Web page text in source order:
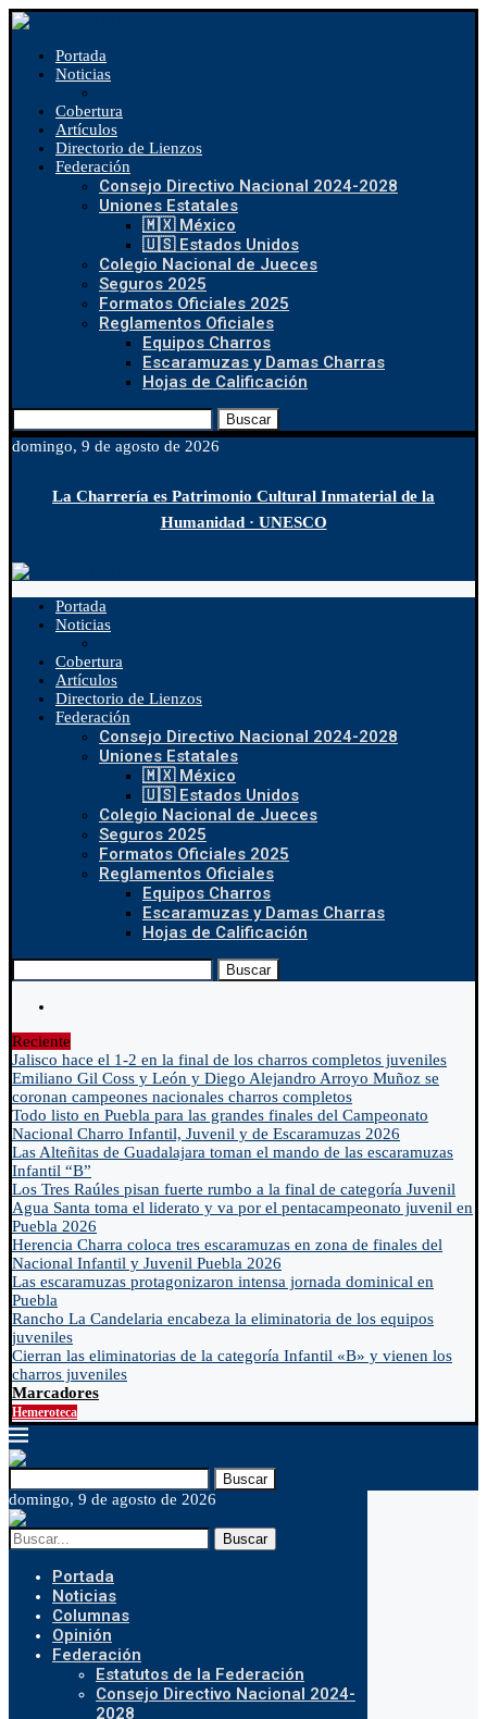
Portada
Noticias
Cobertura
Artículos
Directorio de Lienzos
Federación
Consejo Directivo Nacional 2024-2028
Uniones Estatales
🇲🇽 México
🇺🇸 Estados Unidos
Colegio Nacional de Jueces
Seguros 2025
Formatos Oficiales 2025
Reglamentos Oficiales
Equipos Charros
Escaramuzas y Damas Charras
Hojas de Calificación
Buscar
domingo, 9 de agosto de 2026
La Charrería es Patrimonio Cultural Inmaterial de la
Humanidad · UNESCO
Portada
Noticias
Cobertura
Artículos
Directorio de Lienzos
Federación
Consejo Directivo Nacional 2024-2028
Uniones Estatales
🇲🇽 México
🇺🇸 Estados Unidos
Colegio Nacional de Jueces
Seguros 2025
Formatos Oficiales 2025
Reglamentos Oficiales
Equipos Charros
Escaramuzas y Damas Charras
Hojas de Calificación
Buscar
Reciente
Jalisco hace el 1-2 en la final de los charros completos juveniles
Emiliano Gil Coss y León y Diego Alejandro Arroyo Muñoz se
coronan campeones nacionales charros completos
Todo listo en Puebla para las grandes finales del Campeonato
Nacional Charro Infantil, Juvenil y de Escaramuzas 2026
Las Alteñitas de Guadalajara toman el mando de las escaramuzas
Infantil “B”
Los Tres Raúles pisan fuerte rumbo a la final de categoría Juvenil
Agua Santa toma el liderato y va por el pentacampeonato juvenil en
Puebla 2026
Herencia Charra coloca tres escaramuzas en zona de finales del
Nacional Infantil y Juvenil Puebla 2026
Las escaramuzas protagonizaron intensa jornada dominical en
Puebla
Rancho La Candelaria encabeza la eliminatoria de los equipos
juveniles
Cierran las eliminatorias de la categoría Infantil «B» y vienen los
charros juveniles
Marcadores
Hemeroteca
Buscar
domingo, 9 de agosto de 2026
Buscar
Portada
Noticias
Columnas
Opinión
Federación
Estatutos de la Federación
Consejo Directivo Nacional 2024-
2028